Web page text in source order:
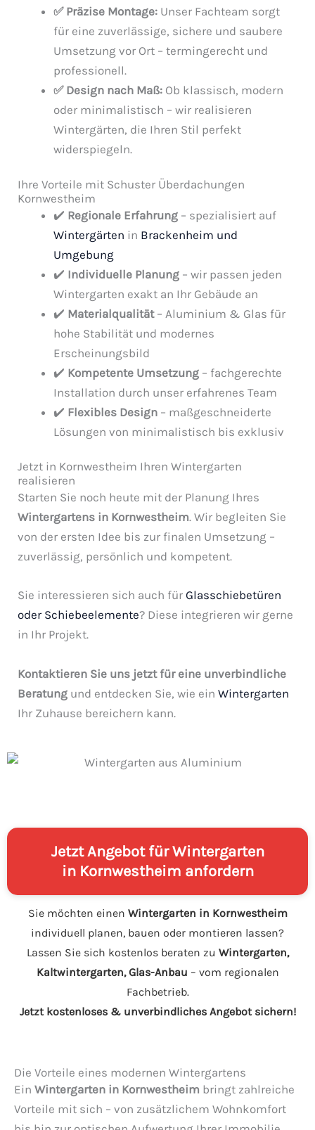
✅ Präzise Montage: Unser Fachteam sorgt
für eine zuverlässige, sichere und saubere
Umsetzung vor Ort – termingerecht und
professionell.
✅ Design nach Maß: Ob klassisch, modern
oder minimalistisch – wir realisieren
Wintergärten, die Ihren Stil perfekt
widerspiegeln.
Ihre Vorteile mit Schuster Überdachungen
Kornwestheim
✔️ Regionale Erfahrung – spezialisiert auf
Wintergärten in Brackenheim und
Umgebung
✔️ Individuelle Planung – wir passen jeden
Wintergarten exakt an Ihr Gebäude an
✔️ Materialqualität– Aluminium & Glas für
hohe Stabilität und modernes
Erscheinungsbild
✔️ Kompetente Umsetzung – fachgerechte
Installation durch unser erfahrenes Team
✔️ Flexibles Design – maßgeschneiderte
Lösungen von minimalistisch bis exklusiv
Jetzt in Kornwestheim Ihren Wintergarten
realisieren
Starten Sie noch heute mit der Planung Ihres
Wintergartens in Kornwestheim. Wir begleiten Sie
von der ersten Idee bis zur finalen Umsetzung –
zuverlässig, persönlich und kompetent.
Sie interessieren sich auch für Glasschiebetüren
oder Schiebeelemente? Diese integrieren wir gerne
in Ihr Projekt.
Kontaktieren Sie uns jetzt für eine unverbindliche
Beratung und entdecken Sie, wie ein Wintergarten
Ihr Zuhause bereichern kann.
Jetzt Angebot für Wintergarten
in Kornwestheim anfordern
Sie möchten einen Wintergarten in Kornwestheim
individuell planen, bauen oder montieren lassen?
Lassen Sie sich kostenlos beraten zu Wintergarten,
Kaltwintergarten, Glas-Anbau – vom regionalen
Fachbetrieb.
Jetzt kostenloses & unverbindliches Angebot sichern!
Die Vorteile eines modernen Wintergartens
Ein Wintergarten in Kornwestheim bringt zahlreiche
Vorteile mit sich – von zusätzlichem Wohnkomfort